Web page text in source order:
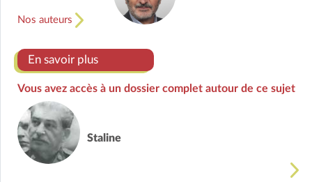
Nos auteurs
En savoir plus
Vous avez accès à un dossier complet autour de ce sujet
Staline